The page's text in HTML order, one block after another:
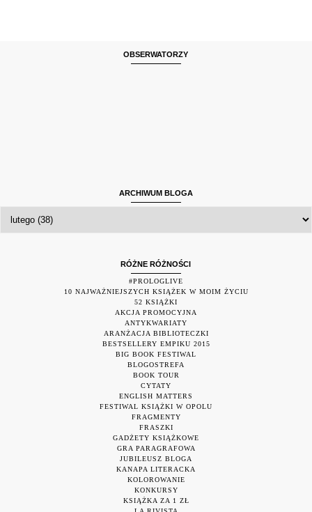
OBSERWATORZY
ARCHIWUM BLOGA
RÓŻNE RÓŻNOŚCI
#PROLOGLIVE
10 NAJWAŻNIEJSZYCH KSIĄŻEK W MOIM ŻYCIU
52 KSIĄŻKI
AKCJA PROMOCYJNA
ANTYKWARIATY
ARANŻACJA BIBLIOTECZKI
BESTSELLERY EMPIKU 2015
BIG BOOK FESTIWAL
BLOGOSTREFA
BOOK TOUR
CYTATY
ENGLISH MATTERS
FESTIWAL KSIĄŻKI W OPOLU
FRAGMENTY
FRASZKI
GADŻETY KSIĄŻKOWE
GRA PARAGRAFOWA
JUBILEUSZ BLOGA
KANAPA LITERACKA
KOLOROWANIE
KONKURSY
KSIĄŻKA ZA 1 ZŁ